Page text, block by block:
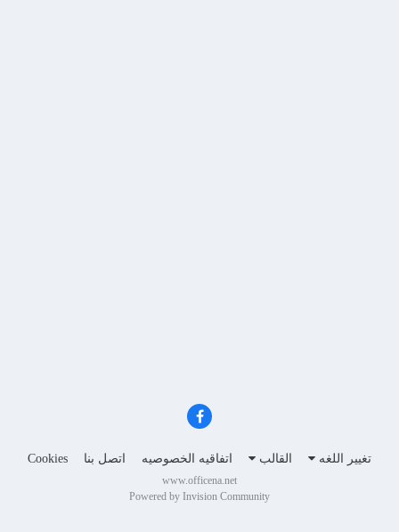
تغيير اللغه القالب اتفاقيه الخصوصيه اتصل بنا Cookies
www.officena.net
Powered by Invision Community